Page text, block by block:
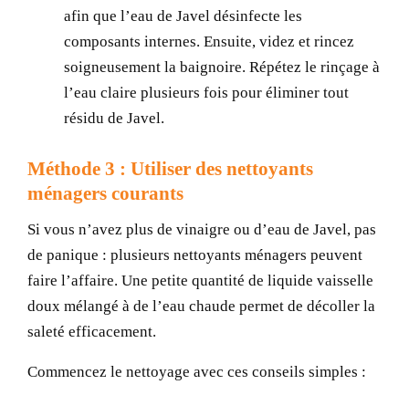
afin que l’eau de Javel désinfecte les
composants internes. Ensuite, videz et rincez
soigneusement la baignoire. Répétez le rinçage à
l’eau claire plusieurs fois pour éliminer tout
résidu de Javel.
Méthode 3 : Utiliser des nettoyants
ménagers courants
Si vous n’avez plus de vinaigre ou d’eau de Javel, pas
de panique : plusieurs nettoyants ménagers peuvent
faire l’affaire. Une petite quantité de liquide vaisselle
doux mélangé à de l’eau chaude permet de décoller la
saleté efficacement.
Commencez le nettoyage avec ces conseils simples :